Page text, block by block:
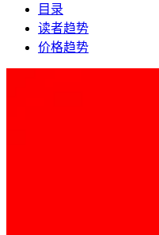
目录
读者趋势
价格趋势